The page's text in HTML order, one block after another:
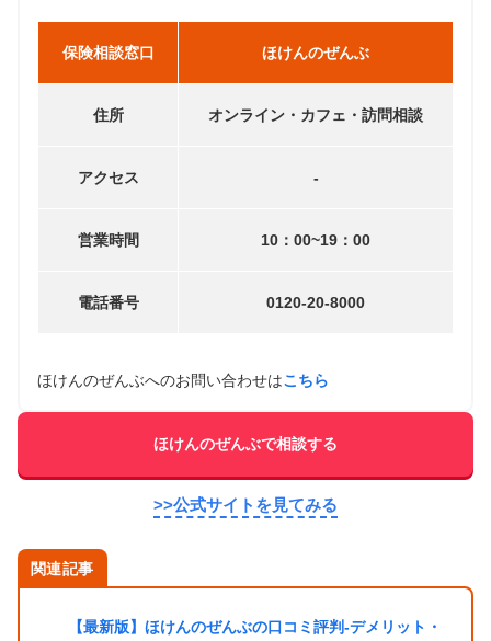
保険相談窓口 ほけんのぜんぶ
住所 オンライン・カフェ・訪問相談
アクセス -
営業時間 10：00~19：00
電話番号 0120-20-8000
ほけんのぜんぶへのお問い合わせはこちら
ほけんのぜんぶで相談する
>>公式サイトを見てみる
関連記事
【最新版】ほけんのぜんぶの口コミ評判-デメリット・